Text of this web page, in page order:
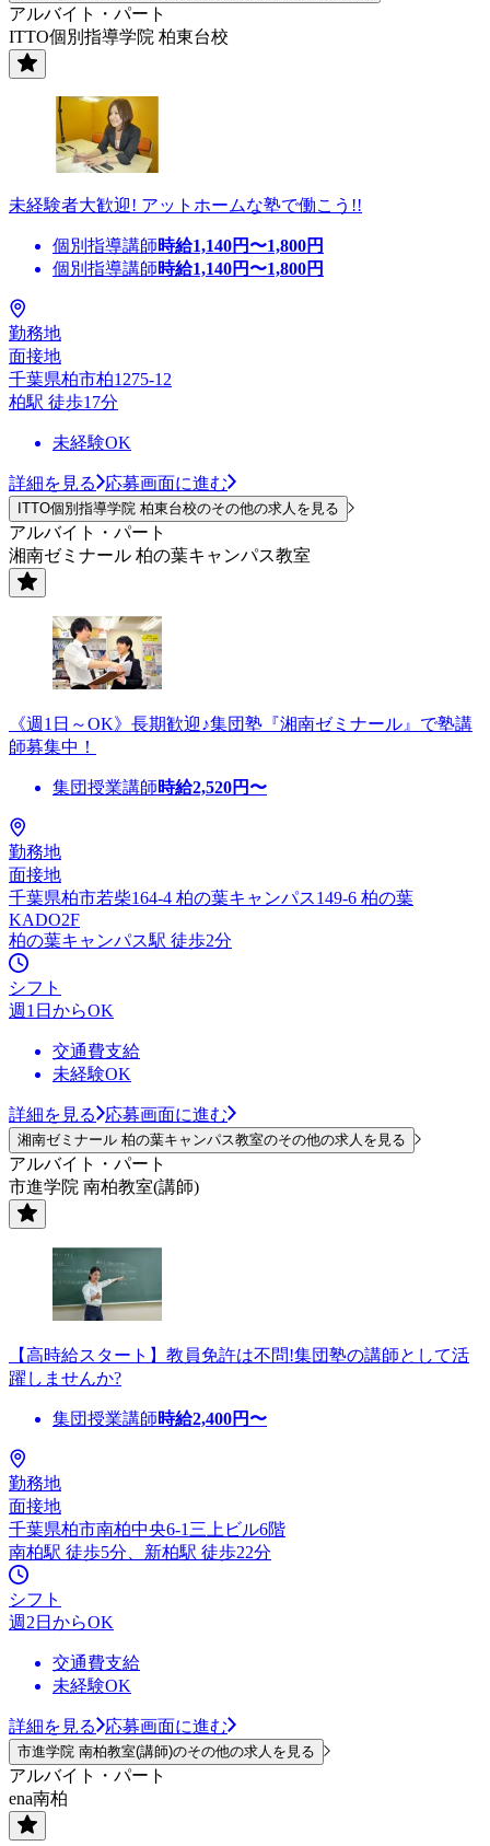
アルバイト・パート
ITTO個別指導学院 柏東台校
未経験者大歓迎! アットホームな塾で働こう!!
個別指導講師時給1,140円〜1,800円
個別指導講師時給1,140円〜1,800円
勤務地
面接地
千葉県柏市柏1275-12
柏駅 徒歩17分
未経験OK
詳細を見る 応募画面に進む
ITTO個別指導学院 柏東台校のその他の求人を見る
アルバイト・パート
湘南ゼミナール 柏の葉キャンパス教室
《週1日～OK》長期歓迎♪集団塾『湘南ゼミナール』で塾講
師募集中！
集団授業講師時給2,520円〜
勤務地
面接地
千葉県柏市若柴164-4 柏の葉キャンパス149-6 柏の葉
KADO2F
柏の葉キャンパス駅 徒歩2分
シフト
週1日からOK
交通費支給
未経験OK
詳細を見る 応募画面に進む
湘南ゼミナール 柏の葉キャンパス教室のその他の求人を見る
アルバイト・パート
市進学院 南柏教室(講師)
【高時給スタート】教員免許は不問!集団塾の講師として活
躍しませんか?
集団授業講師時給2,400円〜
勤務地
面接地
千葉県柏市南柏中央6-1三上ビル6階
南柏駅 徒歩5分、新柏駅 徒歩22分
シフト
週2日からOK
交通費支給
未経験OK
詳細を見る 応募画面に進む
市進学院 南柏教室(講師)のその他の求人を見る
アルバイト・パート
ena南柏